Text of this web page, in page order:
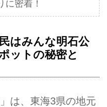
に密着！
はみんな明石公
ットの秘密と
は、東海3県の地元